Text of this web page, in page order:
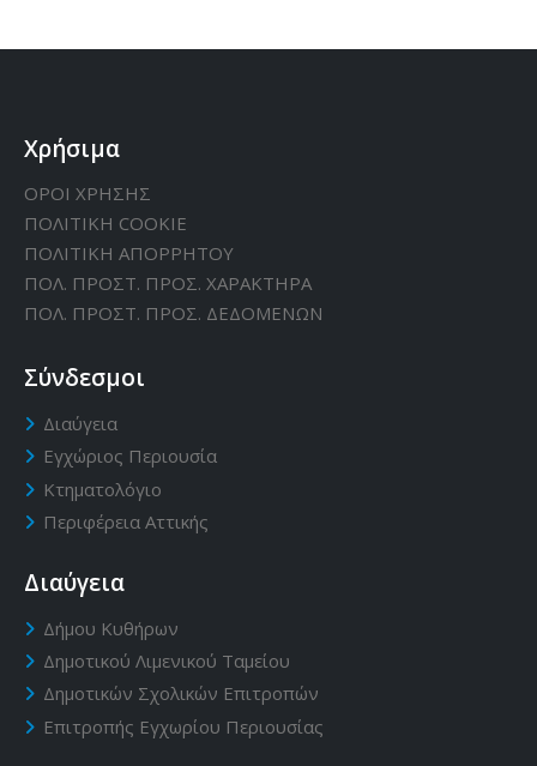
Χρήσιμα
ΟΡΟΙ ΧΡΗΣΗΣ
ΠΟΛΙΤΙΚΗ CΟΟΚΙΕ
ΠΟΛΙΤΙΚΗ ΑΠΟΡΡΗΤΟΥ
ΠΟΛ. ΠΡΟΣΤ. ΠΡΟΣ. ΧΑΡΑΚΤΗΡΑ
ΠΟΛ. ΠΡΟΣΤ. ΠΡΟΣ. ΔΕΔΟΜΕΝΩΝ
Σύνδεσμοι
Διαύγεια
Εγχώριος Περιουσία
Κτηματολόγιο
Περιφέρεια Αττικής
Διαύγεια
Δήμου Κυθήρων
Δημοτικού Λιμενικού Ταμείου
Δημοτικών Σχολικών Επιτροπών
Επιτροπής Εγχωρίου Περιουσίας